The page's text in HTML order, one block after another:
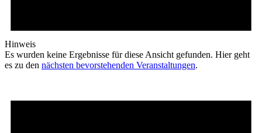
Hinweis
Es wurden keine Ergebnisse für diese Ansicht gefunden. Hier geht
es zu den nächsten bevorstehenden Veranstaltungen.